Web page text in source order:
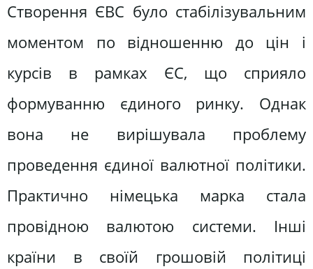
Створення ЄВС було стабілізувальним
моментом по відношенню до цін і
курсів в рамках ЄС, що сприяло
формуванню єдиного ринку. Однак
вона не вирішувала проблему
проведення єдиної валютної політики.
Практично німецька марка стала
провідною валютою системи. Інші
країни в своїй грошовій політиці